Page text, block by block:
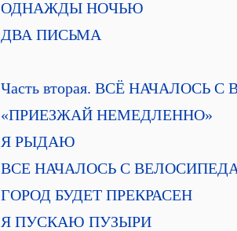
ОДНАЖДЫ НОЧЬЮ
ДВА ПИСЬМА
Часть вторая. ВСЁ НАЧАЛОСЬ
«ПРИЕЗЖАЙ НЕМЕДЛЕННО»
Я РЫДАЮ
ВСЕ НАЧАЛОСЬ С
ГОРОД БУДЕТ ПРЕКРАСЕН
Я ПУСКАЮ ПУЗЫРИ